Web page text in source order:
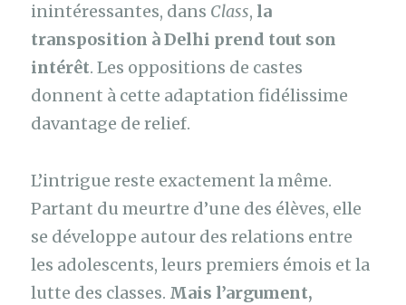
inintéressantes, dans Class, la
transposition à Delhi prend tout son
intérêt. Les oppositions de castes
donnent à cette adaptation fidélissime
davantage de relief.
L’intrigue reste exactement la même.
Partant du meurtre d’une des élèves, elle
se développe autour des relations entre
les adolescents, leurs premiers émois et la
lutte des classes. Mais l’argument,